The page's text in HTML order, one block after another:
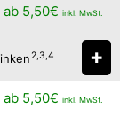
ab 5,50€ inkl. MwSt.
2,3,4 ✚
ab 5,50€ inkl. MwSt.